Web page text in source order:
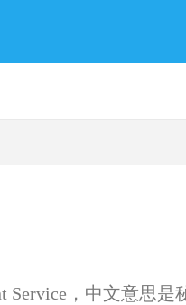
Service，中文意思